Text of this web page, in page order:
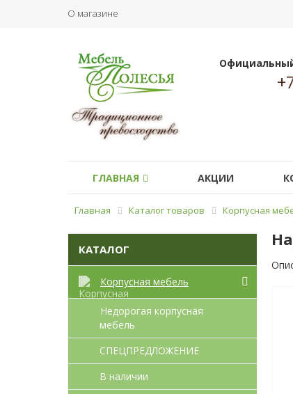
О магазине
ГЛАВНАЯ АКЦИИ
Главная Каталог товаров Корпусная
КАТАЛОГ
Корпусная мебель
Недорогая корпусная
мебель
СПЕЦПРЕДЛОЖЕНИЕ
В наличии